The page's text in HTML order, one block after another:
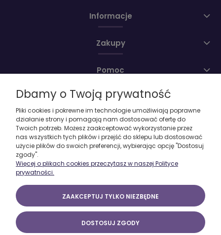
Informacje
Zakupy
Pomoc
Moje konto
O firmie
Dbamy o Twoją prywatność
Pliki cookies i pokrewne im technologie umożliwiają poprawne
działanie strony i pomagają nam dostosować ofertę do
Twoich potrzeb. Możesz zaakceptować wykorzystanie przez
nas wszystkich tych plików i przejść do sklepu lub dostosować
użycie plików do swoich preferencji, wybierając opcję "Dostosuj
zgody".
Więcej o plikach cookies przeczytasz w naszej Polityce
prywatności.
ZAAKCEPTUJ TYLKO NIEZBĘDNE
DOSTOSUJ ZGODY